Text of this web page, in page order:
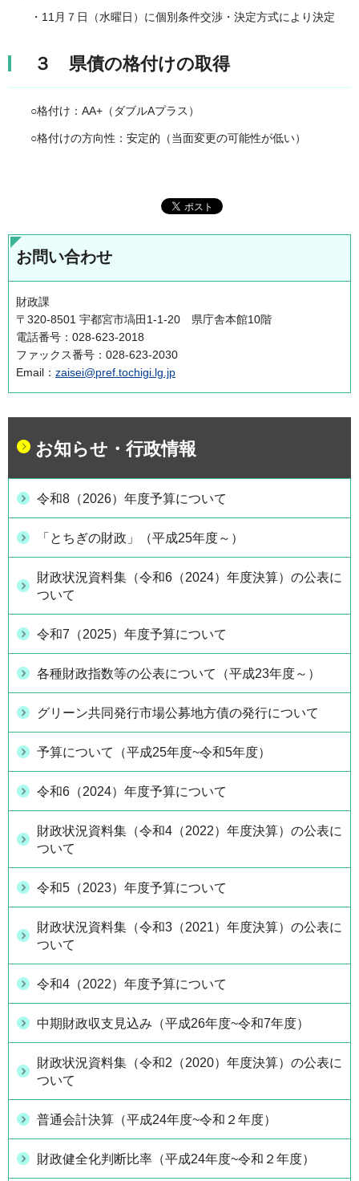
・11月７日（水曜日）に個別条件交渉・決定方式により決定
３ 県債の格付けの取得
○格付け：AA+（ダブルAプラス）
○格付けの方向性：安定的（当面変更の可能性が低い）
お問い合わせ
財政課
〒320-8501 宇都宮市塙田1-1-20 県庁舎本館10階
電話番号：028-623-2018
ファックス番号：028-623-2030
Email： zaisei@pref.tochigi.lg.jp
お知らせ・行政情報
令和8（2026）年度予算について
「とちぎの財政」（平成25年度～）
財政状況資料集（令和6（2024）年度決算）の公表に
ついて
令和7（2025）年度予算について
各種財政指数等の公表について（平成23年度～）
グリーン共同発行市場公募地方債の発行について
予算について（平成25年度~令和5年度）
令和6（2024）年度予算について
財政状況資料集（令和4（2022）年度決算）の公表に
ついて
令和5（2023）年度予算について
財政状況資料集（令和3（2021）年度決算）の公表に
ついて
令和4（2022）年度予算について
中期財政収支見込み（平成26年度~令和7年度）
財政状況資料集（令和2（2020）年度決算）の公表に
ついて
普通会計決算（平成24年度~令和２年度）
財政健全化判断比率（平成24年度~令和２年度）